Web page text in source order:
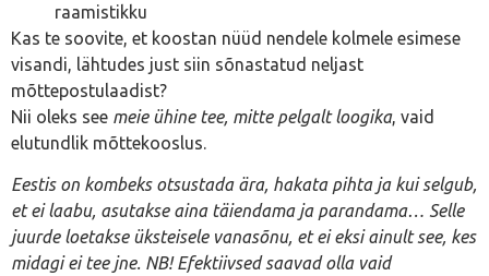
raamistikku
Kas te soovite, et koostan nüüd nendele kolmele esimese
visandi, lähtudes just siin sõnastatud neljast
mõttepostulaadist?
Nii oleks see meie ühine tee, mitte pelgalt loogika, vaid
elutundlik mõttekooslus.
Eestis on kombeks otsustada ära, hakata pihta ja kui selgub,
et ei laabu, asutakse aina täiendama ja parandama… Selle
juurde loetakse üksteisele vanasõnu, et ei eksi ainult see, kes
midagi ei tee jne. NB! Efektiivsed saavad olla vaid